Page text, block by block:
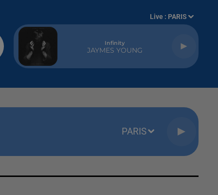
Live : PARIS
Infinity
JAYMES YOUNG
PARIS